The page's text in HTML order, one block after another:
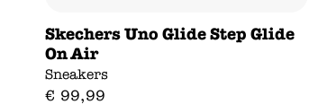
Skechers Uno Glide Step Glide
On Air
Sneakers
€ 99,99